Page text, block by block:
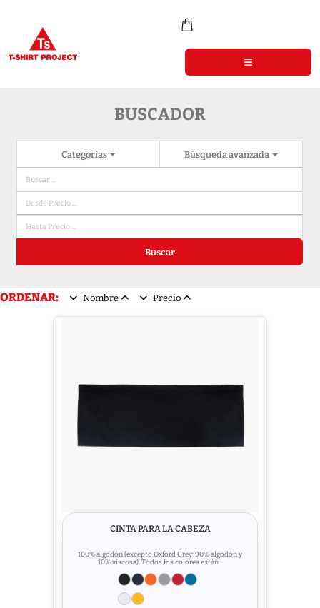
BUSCADOR
Categorias Búsqueda avanzada
Buscar
ORDENAR: Nombre Precio
CINTA PARA LA CABEZA
100% algodón (excepto Oxford Grey: 90% algodón y
10% viscosa). Todos los colores están...